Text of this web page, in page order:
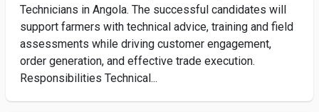
Technicians in Angola. The successful candidates will
support farmers with technical advice, training and field
assessments while driving customer engagement,
order generation, and effective trade execution.
Responsibilities Technical...